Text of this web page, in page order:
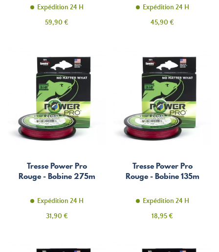
Expédition 24 H
Prix
59,90 €
Expédition 24 H
Prix
45,90 €
Tresse Power Pro
Rouge - Bobine 275m
Expédition 24 H
Prix
31,90 €
Tresse Power Pro
Rouge - Bobine 135m
Expédition 24 H
Prix
18,95 €